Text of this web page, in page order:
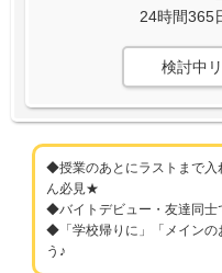
24時間365
検討中
◆授業のあとにラストまで
ん必見★
◆バイトデビュー・友達同
◆「学校帰りに」「メインの
う♪